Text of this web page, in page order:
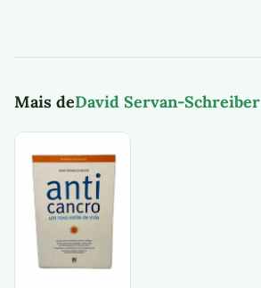
Mais deDavid Servan-Schreiber